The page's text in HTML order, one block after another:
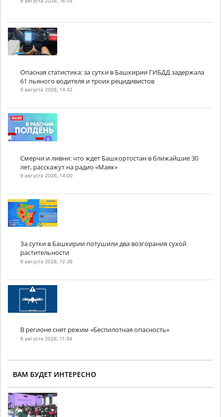
Опасная статистика: за сутки в Башкирии ГИБДД задержала
61 пьяного водителя и троих рецидивистов
9 августа 2026, 14:42
Смерчи и ливни: что ждет Башкортостан в ближайшие 30
лет, расскажут на радио «Маяк»
9 августа 2026, 14:00
За сутки в Башкирии потушили два возгорания сухой
растительности
9 августа 2026, 12:39
В регионе снят режим «Беспилотная опасность»
9 августа 2026, 11:34
ВАМ БУДЕТ ИНТЕРЕСНО